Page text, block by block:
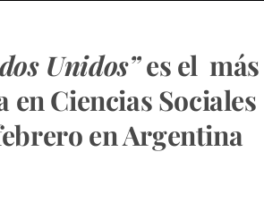
Unidos”es el más
Ciencias Sociales
en Argentina